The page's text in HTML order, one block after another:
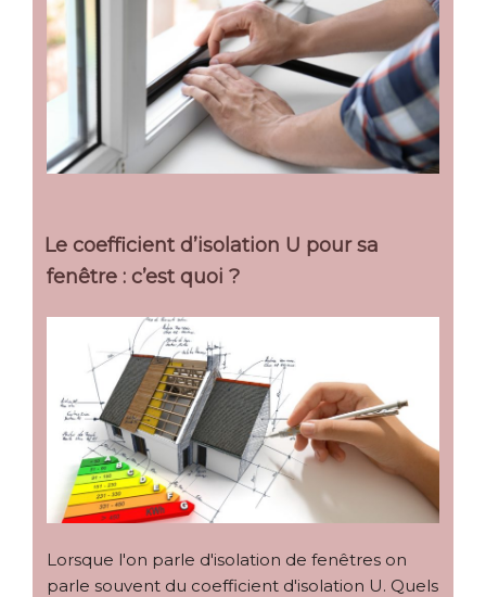
Le coefficient d’isolation U pour sa
fenêtre : c’est quoi ?
Lorsque l'on parle d'isolation de fenêtres on
parle souvent du coefficient d'isolation U. Quels